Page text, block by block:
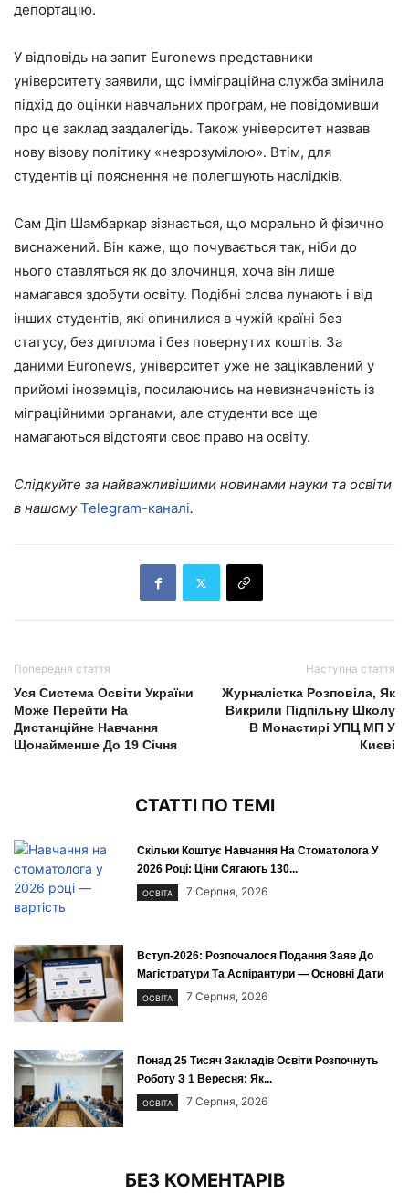
депортацію.
У відповідь на запит Euronews представники
університету заявили, що імміграційна служба змінила
підхід до оцінки навчальних програм, не повідомивши
про це заклад заздалегідь. Також університет назвав
нову візову політику «незрозумілою». Втім, для
студентів ці пояснення не полегшують наслідків.
Сам Діп Шамбаркар зізнається, що морально й фізично
виснажений. Він каже, що почувається так, ніби до
нього ставляться як до злочинця, хоча він лише
намагався здобути освіту. Подібні слова лунають і від
інших студентів, які опинилися в чужій країні без
статусу, без диплома і без повернутих коштів. За
даними Euronews, університет уже не зацікавлений у
прийомі іноземців, посилаючись на невизначеність із
міграційними органами, але студенти все ще
намагаються відстояти своє право на освіту.
Слідкуйте за найважливішими новинами науки та освіти
в нашомуTelegram-каналі.
Попередня стаття
Уся Система Освіти України
Може Перейти На
Дистанційне Навчання
Щонайменше До 19 Січня
Наступна стаття
Журналістка Розповіла, Як
Викрили Підпільну Школу
В Монастирі УПЦ МП У
Києві
СТАТТІ ПО ТЕМІ
Скільки Коштує Навчання На Стоматолога У
2026 Році: Ціни Сягають 130...
ОСВІТА 7 Серпня, 2026
Вступ-2026: Розпочалося Подання Заяв До
Магістратури Та Аспірантури — Основні Дати
ОСВІТА 7 Серпня, 2026
Понад 25 Тисяч Закладів Освіти Розпочнуть
Роботу З 1 Вересня: Як...
ОСВІТА 7 Серпня, 2026
БЕЗ КОМЕНТАРІВ